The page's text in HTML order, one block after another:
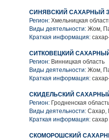
СИНЯВСКИЙ САХАРНЫЙ
Регион: Хмельницкая
Виды деятельности: Жом,
Краткая информация:
СИТКОВЕЦКИЙ
Регион: Винницкая область
Виды деятельности: Жом,
Краткая информация:
СКИДЕЛЬСКИЙ
Регион: Гродненская
Виды деятельности: Сахар,
Краткая информация:
СКОМОРОШСКИЙ